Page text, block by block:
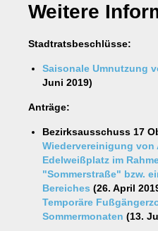
Weitere
Stadtratsbeschlüsse:
Saisonale Umnutzung
Juni 2019)
Anträge:
Bezirksausschuss 17
Wiedervereinigung von
Edelweißplatz im
"Sommerstraße" bzw.
Bereiches (26. April
Temporäre
Sommermonaten (13.